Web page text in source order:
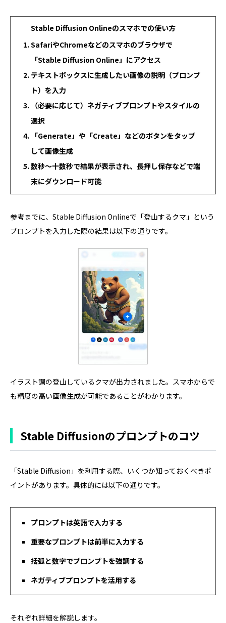
Stable Diffusion Onlineのスマホでの使い方
SafariやChromeなどのスマホのブラウザで
「Stable Diffusion Online」にアクセス
テキストボックスに生成したい画像の説明（プロンプ
ト）を入力
（必要に応じて）ネガティブプロンプトやスタイルの
選択
「Generate」や「Create」などのボタンをタップ
して画像生成
数秒〜十数秒で結果が表示され、長押し保存などで端
末にダウンロード可能
参考までに、Stable Diffusion Onlineで「登山するクマ」という
プロンプトを入力した際の結果は以下の通りです。
イラスト調の登山しているクマが出力されました。スマホからで
も精度の高い画像生成が可能であることがわかります。
Stable Diffusionのプロンプトのコツ
「Stable Diffusion」を利用する際、いくつか知っておくべきポ
イントがあります。具体的には以下の通りです。
プロンプトは英語で入力する
重要なプロンプトは前半に入力する
括弧と数字でプロンプトを強調する
ネガティブプロンプトを活用する
それぞれ詳細を解説します。